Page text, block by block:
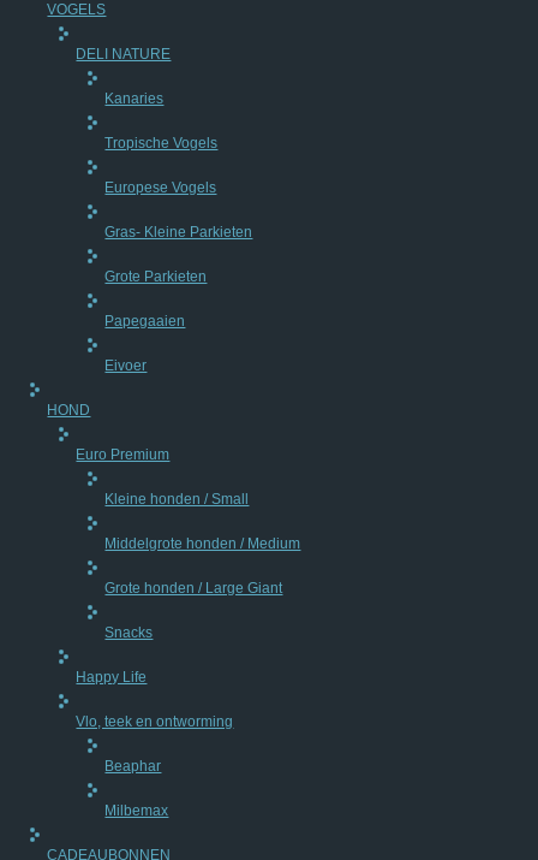
VOGELS
DELI NATURE
Kanaries
Tropische Vogels
Europese Vogels
Gras- Kleine Parkieten
Grote Parkieten
Papegaaien
Eivoer
HOND
Euro Premium
Kleine honden / Small
Middelgrote honden / Medium
Grote honden / Large Giant
Snacks
Happy Life
Vlo, teek en ontworming
Beaphar
Milbemax
CADEAUBONNEN